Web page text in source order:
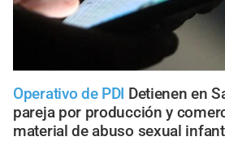
Operativo de PDI Detienen en
pareja por producción y
material de abuso sexual